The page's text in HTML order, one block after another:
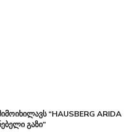
“HAUSBERG ARIDA
გაზი”